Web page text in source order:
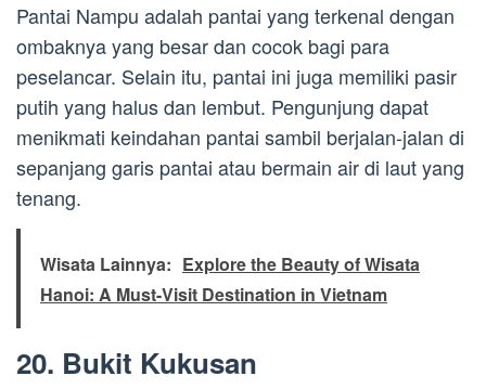
Pantai Nampu adalah pantai yang terkenal dengan
ombaknya yang besar dan cocok bagi para
peselancar. Selain itu, pantai ini juga memiliki pasir
putih yang halus dan lembut. Pengunjung dapat
menikmati keindahan pantai sambil berjalan-jalan di
sepanjang garis pantai atau bermain air di laut yang
tenang.
Wisata Lainnya: Explore the Beauty of Wisata
Hanoi: A Must-Visit Destination in Vietnam
20. Bukit Kukusan